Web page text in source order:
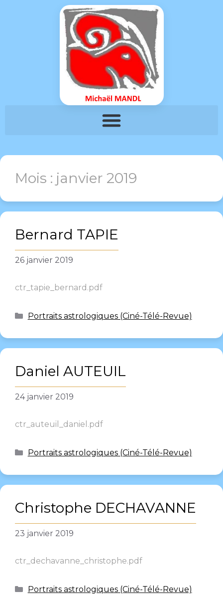
Mois : janvier 2019
Bernard TAPIE
26 janvier 2019
ctr_tapie_bernard.pdf
Portraits astrologiques (Ciné-Télé-Revue)
Daniel AUTEUIL
24 janvier 2019
ctr_auteuil_daniel.pdf
Portraits astrologiques (Ciné-Télé-Revue)
Christophe DECHAVANNE
23 janvier 2019
ctr_dechavanne_christophe.pdf
Portraits astrologiques (Ciné-Télé-Revue)